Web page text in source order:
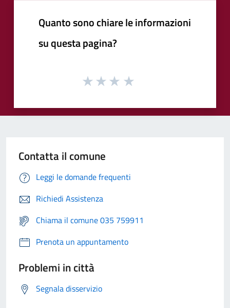
Quanto sono chiare le informazioni
su questa pagina?
Contatta il comune
Leggi le domande frequenti
Richiedi Assistenza
Chiama il comune 035 759911
Prenota un appuntamento
Problemi in città
Segnala disservizio